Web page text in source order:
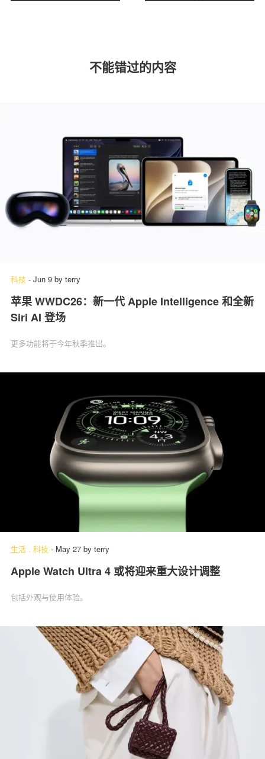
不能错过的内容
科技 - Jun 9 by terry
苹果 WWDC26：新一代 Apple Intelligence 和全新
Siri AI 登场
更多功能将于今年秋季推出。
生活 . 科技 - May 27 by terry
Apple Watch Ultra 4 或将迎来重大设计调整
包括外观与使用体验。